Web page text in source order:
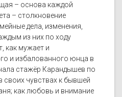
– основа каждой
– столкновение
дела, изменения,
из них по ходу
как мужает и
и избалованного юнца в
стажёр Карандышев по
своих чувствах к бывшей
как любовь и внимание